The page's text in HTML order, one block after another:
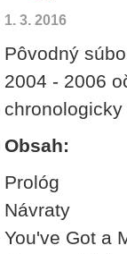
1. 3. 2016
Pôvodný
2004 - 2006
Obsah:
Prológ
Návraty
You've Got a